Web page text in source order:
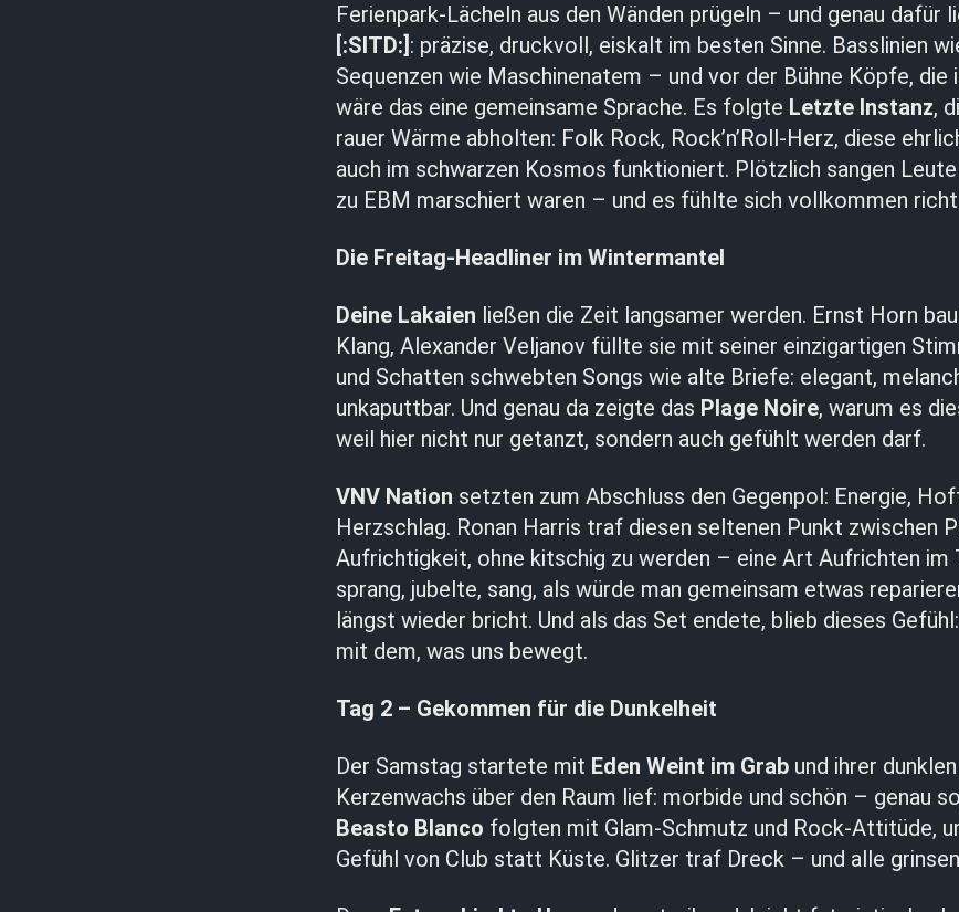
Ferienpark-Lächeln aus den Wänden prügeln – und genau dafür
[:SITD:] : präzise, druckvoll, eiskalt im besten Sinne. Basslinien
Sequenzen wie Maschinenatem – und vor der Bühne Köpfe, die
wäre das eine gemeinsame Sprache. Es folgte Letzte Instanz,
rauer Wärme abholten: Folk Rock, Rock’n’Roll-Herz, diese
auch im schwarzen Kosmos funktioniert. Plötzlich sangen
zu EBM marschiert waren – und es fühlte sich vollkommen
Die Freitag-Headliner im Wintermantel
Deine Lakaien ließen die Zeit langsamer werden. Ernst Horn
Klang, Alexander Veljanov füllte sie mit seiner einzigartigen
und Schatten schwebten Songs wie alte Briefe: elegant,
unkaputtbar. Und genau da zeigte das Plage Noire, warum es
weil hier nicht nur getanzt, sondern auch gefühlt werden darf.
VNV Nation setzten zum Abschluss den Gegenpol: Energie,
Herzschlag. Ronan Harris traf diesen seltenen Punkt zwischen
Aufrichtigkeit, ohne kitschig zu werden – eine Art Aufrichten im
sprang, jubelte, sang, als würde man gemeinsam etwas
längst wieder bricht. Und als das Set endete, blieb dieses
mit dem, was uns bewegt.
Tag 2 – Gekommen für die Dunkelheit
Der Samstag startete mit Eden Weint im Grab und ihrer
Kerzenwachs über den Raum lief: morbide und schön – genau
Beasto Blanco folgten mit Glam-Schmutz und Rock-Attitüde,
Gefühl von Club statt Küste. Glitzer traf Dreck – und alle